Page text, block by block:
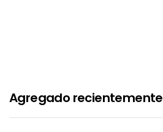
Agregado recientemente